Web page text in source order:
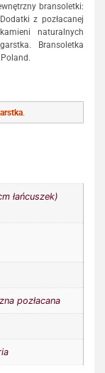
bransoletki:
z pozłacanej
naturalnych
Bransoletka
.
łańcuszek)
pozłacana